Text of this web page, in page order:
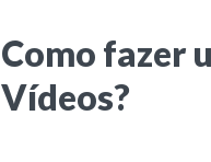
Como fazer
Vídeos?